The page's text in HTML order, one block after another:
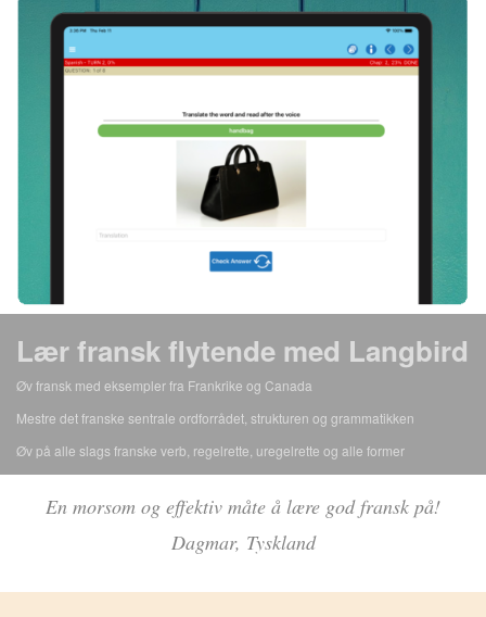
Lær fransk flytende med Langbird
Øv fransk med eksempler fra Frankrike og Canada
Mestre det franske sentrale ordforrådet, strukturen og grammatikken
Øv på alle slags franske verb, regelrette, uregelrette og alle former
En morsom og effektiv måte å lære god fransk på!
Dagmar, Tyskland